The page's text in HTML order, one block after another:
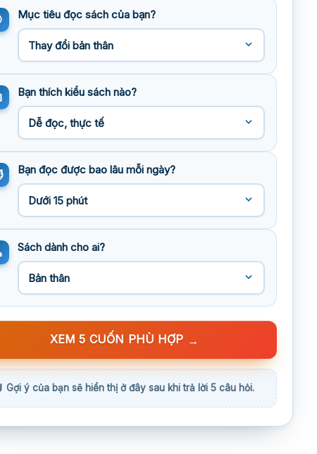
Mục tiêu đọc sách của bạn?
Bạn thích kiểu sách nào?
Bạn đọc được bao lâu mỗi ngày?
Sách dành cho ai?
XEM 5 CUỐN PHÙ HỢP →